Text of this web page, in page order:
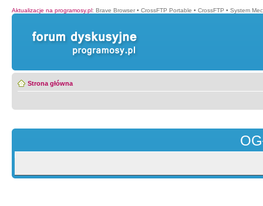
Aktualizacje na programosy.pl: Brave Browser • CrossFTP Portable • CrossFTP • System
Strona główna